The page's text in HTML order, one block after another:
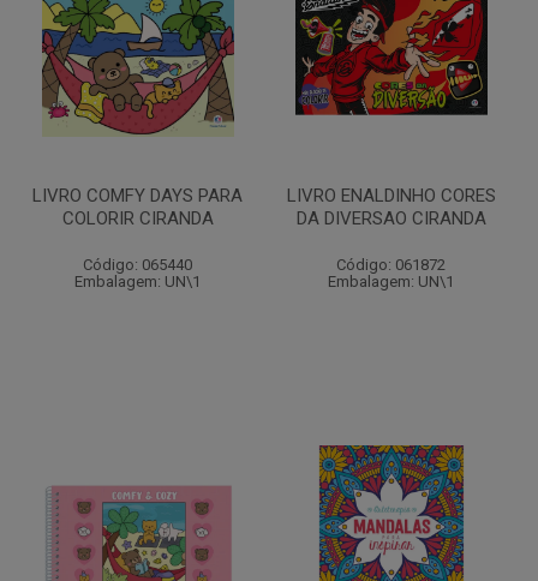
LIVRO COMFY DAYS PARA
COLORIR CIRANDA
Código: 065440
Embalagem: UN\1
LIVRO ENALDINHO CORES
DA DIVERSAO CIRANDA
Código: 061872
Embalagem: UN\1